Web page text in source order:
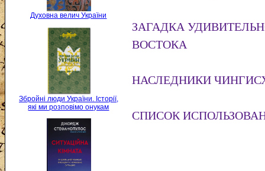
Духовна велич України
Збройні люди України. Історії,
які ми розповімо онукам
ЗАГАДКА
ВОСТОКА
НАСЛЕДНИКИ
СПИСОК